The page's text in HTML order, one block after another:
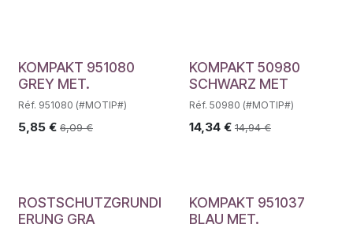
KOMPAKT 951080
GREY MET.
Réf. 951080 (#MOTIP#)
5,85 € 6,09€
KOMPAKT 50980
SCHWARZ MET
Réf. 50980 (#MOTIP#)
14,34€ 14,94€
ROSTSCHUTZGRUNDI
ERUNG GRA
KOMPAKT 951037
BLAU MET.